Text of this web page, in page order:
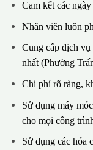
Cam kết các
Nhân viên luôn
Cung cấp dịch vụ
nhất (Phường
Chi phí rõ ràng,
Sử dụng máy
cho mọi công
Sử dụng các hóa